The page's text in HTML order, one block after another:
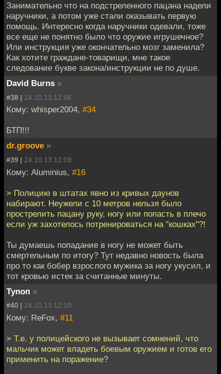
Занимательно что на подстреленного пацана надели
наручники, а потом уже стали оказывать первую
помощь. Интересно когда наручники одевали, тоже
все еще не понятно было что оружие игрушечное?
Или инструкция уже окончательно мозг заменила?
Как хотите граждане-товарищи, мне такое
следование букве закона/инструкции не по душе.
David Burns »
#38 | 24.10.13 12:06
Кому: whisper2004, #34
БТП!!!
dr.groove »
#39 | 24.10.13 12:09
Кому: Aluminius, #16
> Полицию в штатах явно из кривых даунов
набирают. Неужели с 10 метров нельзя было
прострелить пацану руку, ногу или попасть в плечо
если уж захотелось потренироваться на "кошках"?!
Ты думаешь попадание в ногу не может быть
смертельным по итогу? Тут недавно новость была
про то как бобер взрослого мужика за ногу укусил, и
тот кровью истек за считанные минуты.
Тупоп »
#40 | 24.10.13 12:10
Кому: ReFox, #11
> Т.е. у полицейского не вызывает сомнений, что
мальчик может владеть боевым оружием и готов его
применить на поражение?